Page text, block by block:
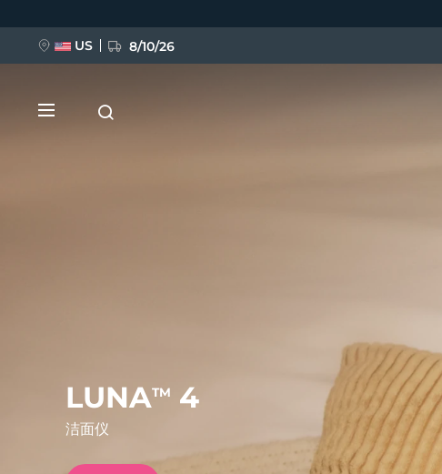
容
LUNATM 4
洁面仪
US 8/10/26
issa™ Teeth Whitening Set